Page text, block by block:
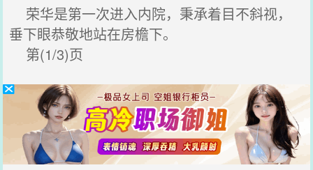
荣华是第一次进入内院，秉承着目不斜视，
垂下眼恭敬地站在房檐下。
第(1/3)页